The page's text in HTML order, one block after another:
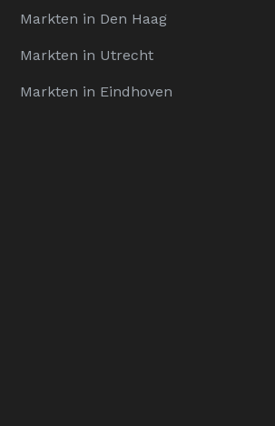
Markten in Den Haag
Markten in Utrecht
Markten in Eindhoven